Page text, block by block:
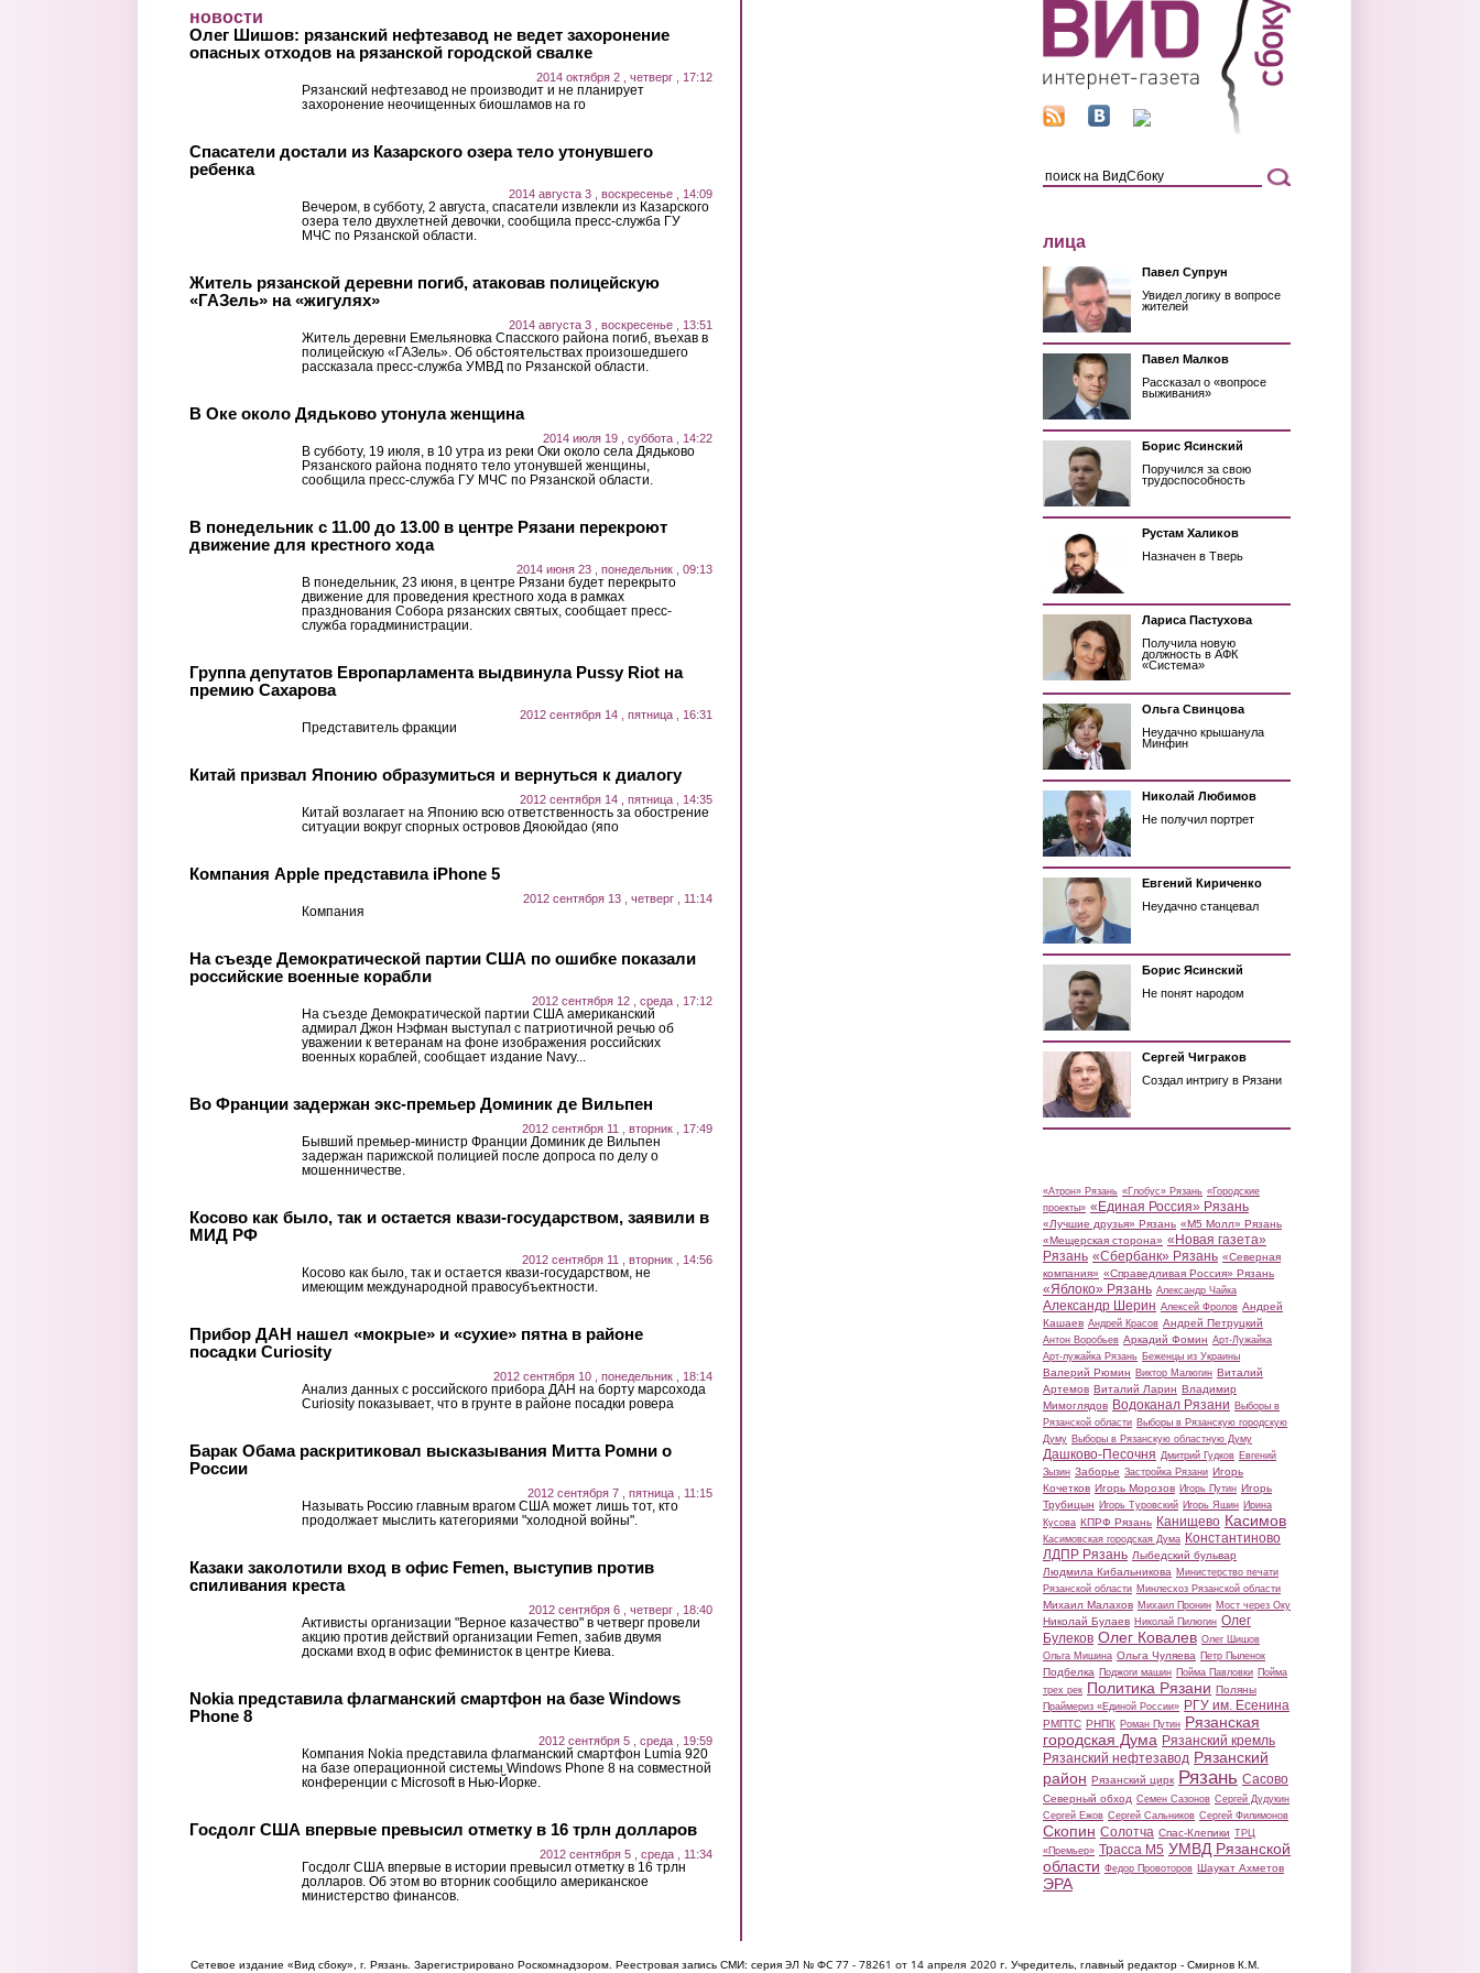
новости
Олег Шишов: рязанский нефтезавод не ведет захоронение
опасных отходов на рязанской городской свалке
2014 октября 2 , четверг , 17:12
Рязанский нефтезавод не производит и не планирует
захоронение неочищенных биошламов на го
Спасатели достали из Казарского озера тело утонувшего
ребенка
2014 августа 3 , воскресенье , 14:09
Вечером, в субботу, 2 августа, спасатели извлекли из Казарского
озера тело двухлетней девочки, сообщила пресс-служба ГУ
МЧС по Рязанской области.
Житель рязанской деревни погиб, атаковав полицейскую
«ГАЗель» на «жигулях»
2014 августа 3 , воскресенье , 13:51
Житель деревни Емельяновка Спасского района погиб, въехав в
полицейскую «ГАЗель». Об обстоятельствах произошедшего
рассказала пресс-служба УМВД по Рязанской области.
В Оке около Дядьково утонула женщина
2014 июля 19 , суббота , 14:22
В субботу, 19 июля, в 10 утра из реки Оки около села Дядьково
Рязанского района поднято тело утонувшей женщины,
сообщила пресс-служба ГУ МЧС по Рязанской области.
В понедельник с 11.00 до 13.00 в центре Рязани перекроют
движение для крестного хода
2014 июня 23 , понедельник , 09:13
В понедельник, 23 июня, в центре Рязани будет перекрыто
движение для проведения крестного хода в рамках
празднования Собора рязанских святых, сообщает пресс-
служба горадминистрации.
Группа депутатов Европарламента выдвинула Pussy Riot на
премию Сахарова
2012 сентября 14 , пятница , 16:31
Представитель фракции
Китай призвал Японию образумиться и вернуться к диалогу
2012 сентября 14 , пятница , 14:35
Китай возлагает на Японию всю ответственность за обострение
ситуации вокруг спорных островов Дяоюйдао (япо
Компания Apple представила iPhone 5
2012 сентября 13 , четверг , 11:14
Компания
На съезде Демократической партии США по ошибке показали
российские военные корабли
2012 сентября 12 , среда , 17:12
На съезде Демократической партии США американский
адмирал Джон Нэфман выступал с патриотичной речью об
уважении к ветеранам на фоне изображения российских
военных кораблей, сообщает издание Navy...
Во Франции задержан экс-премьер Доминик де Вильпен
2012 сентября 11 , вторник , 17:49
Бывший премьер-министр Франции Доминик де Вильпен
задержан парижской полицией после допроса по делу о
мошенничестве.
Косово как было, так и остается квази-государством, заявили в
МИД РФ
2012 сентября 11 , вторник , 14:56
Косово как было, так и остается квази-государством, не
имеющим международной правосубъектности.
Прибор ДАН нашел «мокрые» и «сухие» пятна в районе
посадки Curiosity
2012 сентября 10 , понедельник , 18:14
Анализ данных с российского прибора ДАН на борту марсохода
Curiosity показывает, что в грунте в районе посадки ровера
Барак Обама раскритиковал высказывания Митта Ромни о
России
2012 сентября 7 , пятница , 11:15
Называть Россию главным врагом США может лишь тот, кто
продолжает мыслить категориями "холодной войны".
Казаки заколотили вход в офис Femen, выступив против
спиливания креста
2012 сентября 6 , четверг , 18:40
Активисты организации "Верное казачество" в четверг провели
акцию против действий организации Femen, забив двумя
досками вход в офис феминисток в центре Киева.
Nokia представила флагманский смартфон на базе Windows
Phone 8
2012 сентября 5 , среда , 19:59
Компания Nokia представила флагманский смартфон Lumia 920
на базе операционной системы Windows Phone 8 на совместной
конференции с Microsoft в Нью-Йорке.
Госдолг США впервые превысил отметку в 16 трлн долларов
2012 сентября 5 , среда , 11:34
Госдолг США впервые в истории превысил отметку в 16 трлн
долларов. Об этом во вторник сообщило американское
министерство финансов.
лица
Павел Супрун
Увидел логику в вопросе
жителей
Павел Малков
Рассказал о «вопросе
выживания»
Борис Ясинский
Поручился за свою
трудоспособность
Рустам Халиков
Назначен в Тверь
Лариса Пастухова
Получила новую
должность в АФК
«Система»
Ольга Свинцова
Неудачно крышанула
Минфин
Николай Любимов
Не получил портрет
Евгений Кириченко
Неудачно станцевал
Борис Ясинский
Не понят народом
Сергей Чиграков
Создал интригу в Рязани
«Атрон» Рязань «Глобус» Рязань «Городские
проекты» «Единая Россия» Рязань
«Лучшие друзья» Рязань «М5 Молл» Рязань
«Мещерская сторона» «Новая газета»
Рязань «Сбербанк» Рязань «Северная
компания» «Справедливая Россия» Рязань
«Яблоко» Рязань Александр Чайка
Александр Шерин Алексей Фролов Андрей
Кашаев Андрей Красов Андрей Петруцкий
Антон Воробьев Аркадий Фомин Арт-Лужайка
Арт-лужайка Рязань Беженцы из Украины
Валерий Рюмин Виктор Малюгин Виталий
Артемов Виталий Ларин Владимир
Мимоглядов Водоканал Рязани Выборы в
Рязанской области Выборы в Рязанскую городскую
Думу Выборы в Рязанскую областную Думу
Дашково-Песочня Дмитрий Гудков Евгений
Зызин Заборье Застройка Рязани Игорь
Кочетков Игорь Морозов Игорь Путин Игорь
Трубицын Игорь Туровский Игорь Яшин Ирина
Кусова КПРФ Рязань Канищево Касимов
Касимовская городская Дума Константиново
ЛДПР Рязань Лыбедский бульвар
Людмила Кибальникова Министерство печати
Рязанской области Минлесхоз Рязанской области
Михаил Малахов Михаил Пронин Мост через Оку
Николай Булаев Николай Пилюгин Олег
Булеков Олег Ковалев Олег Шишов
Ольга Мишина Ольга Чуляева Петр Пыленок
Подбелка Поджоги машин Пойма Павловки Пойма
трех рек Политика Рязани Поляны
Праймериз «Единой России» РГУ им. Есенина
РМПТС РНПК Роман Путин Рязанская
городская Дума Рязанский кремль
Рязанский нефтезавод Рязанский
район Рязанский цирк Рязань Сасово
Северный обход Семен Сазонов Сергей Дудукин
Сергей Ежов Сергей Сальников Сергей Филимонов
Скопин Солотча Спас-Клепики ТРЦ
«Премьер» Трасса М5 УМВД Рязанской
области Федор Провоторов Шаукат Ахметов
ЭРА
Сетевое издание «Вид сбоку», г. Рязань. Зарегистрировано Роскомнадзором. Реестровая запись СМИ: серия ЭЛ № ФС 77 - 78261 от 14 апреля 2020 г. Учредитель, главный редактор - Смирнов К.М.